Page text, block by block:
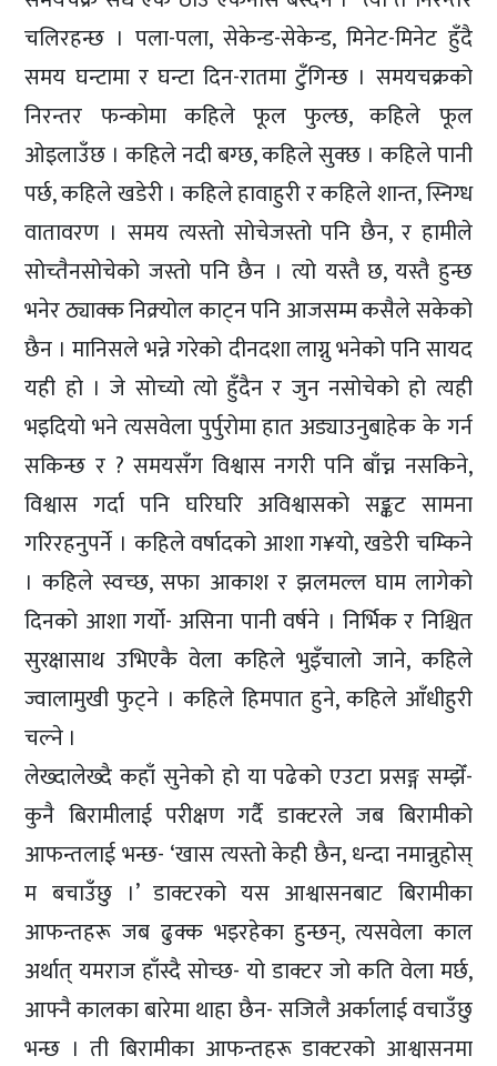
चलिरहन्छ । पला-पला, सेकेन्ड-सेकेन्ड, मिनेट-मिनेट हुँदै
समय घन्टामा र घन्टा दिन-रातमा टुँगिन्छ । समयचक्रको
निरन्तर फन्कोमा कहिले फूल फुल्छ, कहिले फूल
ओइलाउँछ । कहिले नदी बग्छ, कहिले सुक्छ । कहिले पानी
पर्छ, कहिले खडेरी । कहिले हावाहुरी र कहिले शान्त, स्निग्ध
वातावरण । समय त्यस्तो सोचेजस्तो पनि छैन, र हामीले
सोच्तैनसोचेको जस्तो पनि छैन । त्यो यस्तै छ, यस्तै हुन्छ
भनेर ठ्याक्क निक्र्योल काट्न पनि आजसम्म कसैले सकेको
छैन । मानिसले भन्ने गरेको दीनदशा लाग्नु भनेको पनि सायद
यही हो । जे सोच्यो त्यो हुँदैन र जुन नसोचेको हो त्यही
भइदियो भने त्यसवेला पुर्पुरोमा हात अड्याउनुबाहेक के गर्न
सकिन्छ र ? समयसँग विश्वास नगरी पनि बाँच्न नसकिने,
विश्वास गर्दा पनि घरिघरि अविश्वासको सङ्कट सामना
गरिरहनुपर्ने । कहिले वर्षादको आशा ग¥यो, खडेरी चम्किने
। कहिले स्वच्छ, सफा आकाश र झलमल्ल घाम लागेको
दिनको आशा गर्यो- असिना पानी वर्षने । निर्भिक र निश्चित
सुरक्षासाथ उभिएकै वेला कहिले भुइँचालो जाने, कहिले
ज्वालामुखी फुट्ने । कहिले हिमपात हुने, कहिले आँधीहुरी
चल्ने ।
लेख्दालेख्दै कहाँ सुनेको हो या पढेको एउटा प्रसङ्ग सम्झेँ-
कुनै बिरामीलाई परीक्षण गर्दै डाक्टरले जब बिरामीको
आफन्तलाई भन्छ- ‘खास त्यस्तो केही छैन, धन्दा नमान्नुहोस्
म बचाउँछु ।’ डाक्टरको यस आश्वासनबाट बिरामीका
आफन्तहरू जब ढुक्क भइरहेका हुन्छन्, त्यसवेला काल
अर्थात् यमराज हाँस्दै सोच्छ- यो डाक्टर जो कति वेला मर्छ,
आफ्नै कालका बारेमा थाहा छैन- सजिलै अर्कालाई वचाउँछु
भन्छ । ती बिरामीका आफन्तहरू डाक्टरको आश्वासनमा